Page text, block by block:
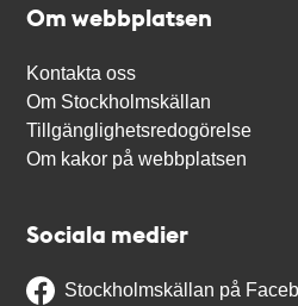
Om webbplatsen
Kontakta oss
Om Stockholmskällan
Tillgänglighetsredogörelse
Om kakor på webbplatsen
Sociala medier
Stockholmskällan på